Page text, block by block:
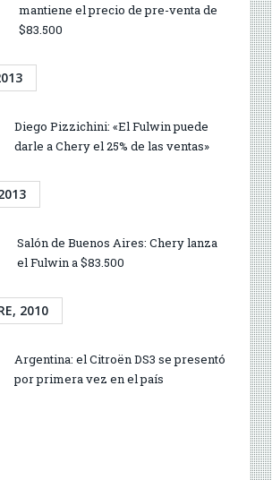
mantiene el precio de pre-venta de
$83.500
Diego Pizzichini: «El Fulwin puede
darle a Chery el 25% de las ventas»
Salón de Buenos Aires: Chery lanza
el Fulwin a $83.500
2010
Argentina: el Citroën DS3 se presentó
por primera vez en el país